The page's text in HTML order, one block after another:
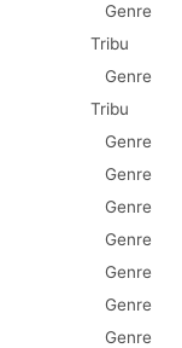
Genre
Tribu
Genre
Tribu
Genre
Genre
Genre
Genre
Genre
Genre
Genre